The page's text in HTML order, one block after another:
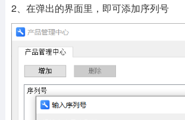
2、在弹出的界面里，即可添加序列号